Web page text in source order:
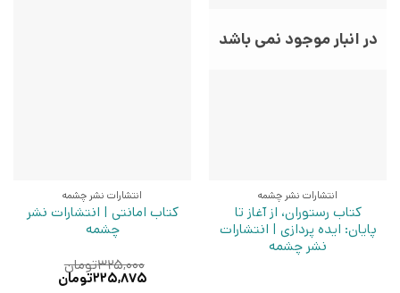
در انبار موجود نمی باشد
انتشارات نشر چشمه
کتاب رستوران، از آغاز تا
پایان: ایده پردازی | انتشارات
نشر چشمه
انتشارات نشر چشمه
کتاب امانتی | انتشارات نشر
چشمه
۳۲۵,۰۰۰تومان
قیمت
۲۲۵,۸۷۵تومان